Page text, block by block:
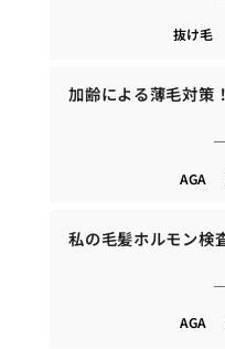
抜け毛
加齢による薄毛対策
AGA
私の毛髪ホルモン検
AGA